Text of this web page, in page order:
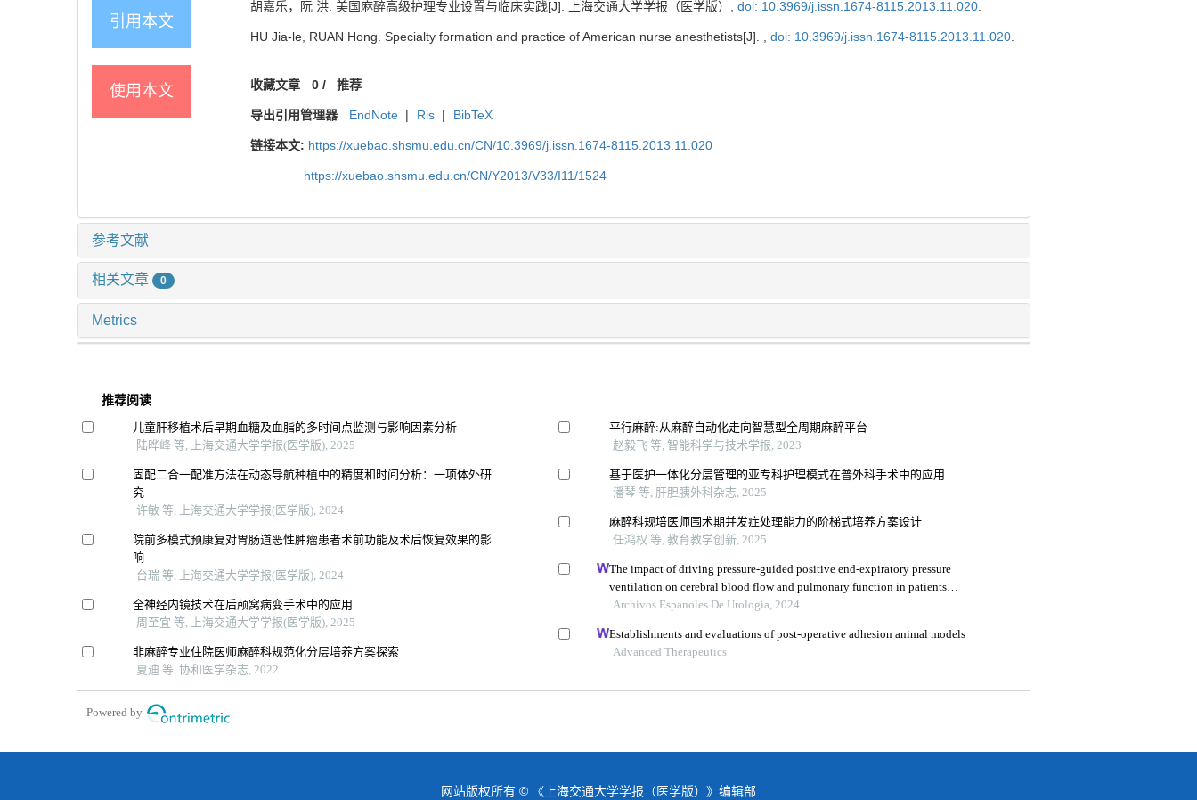
引用本文
胡嘉乐，阮 洪. 美国麻醉高级护理专业设置与临床实践[J]. 上海交通大学学报（医学版）, doi: 10.3969/j.issn.1674-8115.2013.11.020.
HU Jia-le, RUAN Hong. Specialty formation and practice of American nurse anesthetists[J]. , doi: 10.3969/j.issn.1674-8115.2013.11.020.
使用本文 收藏文章 0/ 推荐
导出引用管理器 EndNote | Ris | BibTeX
链接本文: https://xuebao.shsmu.edu.cn/CN/10.3969/j.issn.1674-8115.2013.11.020
https://xuebao.shsmu.edu.cn/CN/Y2013/V33/I11/1524
参考文献
相关文章 0
Metrics
推荐阅读
儿童肝移植术后早期血糖及血脂的多时间点监测与影响因素分析
陆晔峰 等, 上海交通大学学报(医学版), 2025
固配二合一配准方法在动态导航种植中的精度和时间分析：一项体外研
究
许敏 等, 上海交通大学学报(医学版), 2024
院前多模式预康复对胃肠道恶性肿瘤患者术前功能及术后恢复效果的影
响
台瑞 等, 上海交通大学学报(医学版), 2024
全神经内镜技术在后颅窝病变手术中的应用
周至宜 等, 上海交通大学学报(医学版), 2025
非麻醉专业住院医师麻醉科规范化分层培养方案探索
夏迪 等, 协和医学杂志, 2022
平行麻醉:从麻醉自动化走向智慧型全周期麻醉平台
赵毅飞 等, 智能科学与技术学报, 2023
基于医护一体化分层管理的亚专科护理模式在普外科手术中的应用
潘琴 等, 肝胆胰外科杂志, 2025
麻醉科规培医师围术期并发症处理能力的阶梯式培养方案设计
任鸿权 等, 教育教学创新, 2025
The impact of driving pressure-guided positive end-expiratory pressure
ventilation on cerebral blood flow and pulmonary function in patients
undergoing laparoscopic radical prostatectomy
Archivos Espanoles De Urologia, 2024
Establishments and evaluations of post-operative adhesion animal models
Advanced Therapeutics
Powered by
网站版权所有 © 《上海交通大学学报（医学版）》编辑部